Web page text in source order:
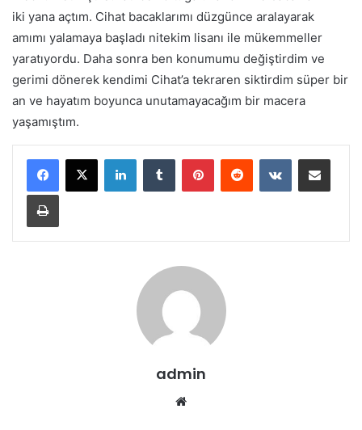
iki yana açtım. Cihat bacaklarımı düzgünce aralayarak
amımı yalamaya başladı nitekim lisanı ile mükemmeller
yaratıyordu. Daha sonra ben konumumu değiştirdim ve
gerimi dönerek kendimi Cihat’a tekraren siktirdim süper bir
an ve hayatım boyunca unutamayacağım bir macera
yaşamıştım.
LinkedInTumblr PinterestReddit VKontakteE-Posta ile paylaş
Yazdır
admin